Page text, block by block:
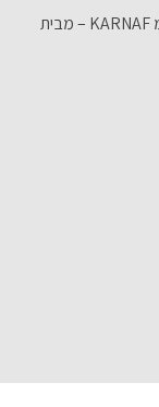
סטנד מגנטי למקדח חלול 55 מ"מ / קוני 20 מ"מ KARNAF – מבית